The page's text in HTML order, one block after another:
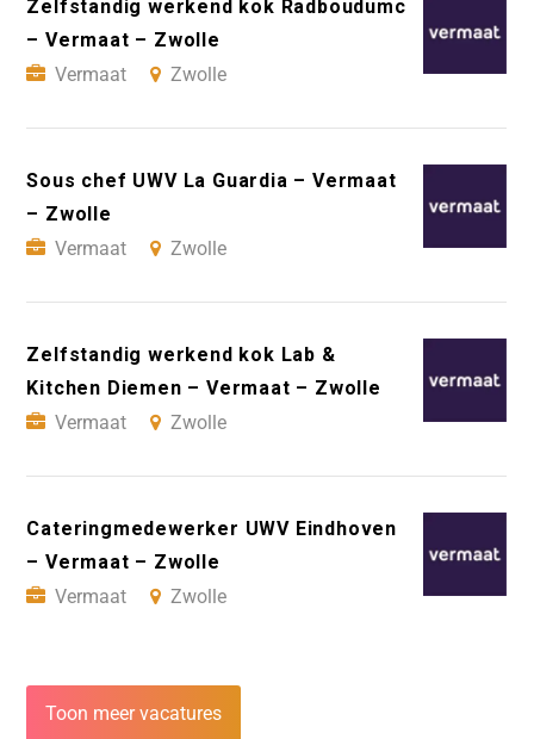
Zelfstandig werkend kok Radboudumc
– Vermaat – Zwolle
Vermaat
Zwolle
Sous chef UWV La Guardia – Vermaat
– Zwolle
Vermaat
Zwolle
Zelfstandig werkend kok Lab &
Kitchen Diemen – Vermaat – Zwolle
Vermaat
Zwolle
Cateringmedewerker UWV Eindhoven
– Vermaat – Zwolle
Vermaat
Zwolle
Toon meer vacatures